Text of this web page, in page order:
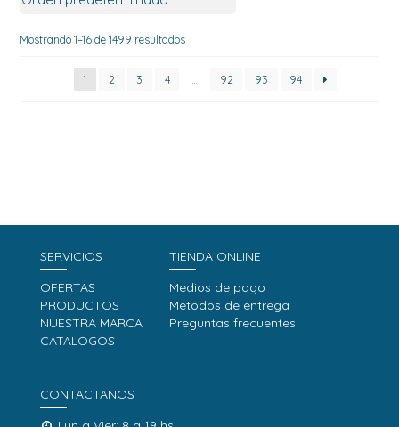
Mostrando 1–16 de 1499 resultados
1 2 3 4 92 93 94
SERVICIOS
OFERTAS
PRODUCTOS
NUESTRA MARCA
CATALOGOS
TIENDA ONLINE
Medios de pago
Métodos de entrega
Preguntas frecuentes
CONTACTANOS